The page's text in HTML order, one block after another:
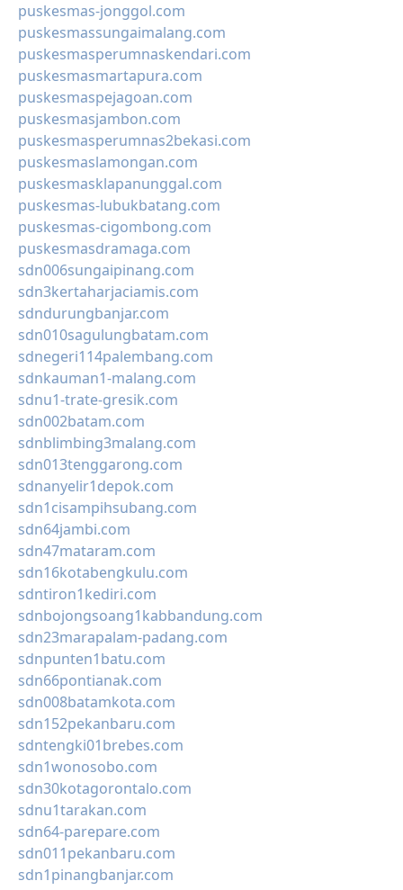
puskesmas-jonggol.com
puskesmassungaimalang.com
puskesmasperumnaskendari.com
puskesmasmartapura.com
puskesmaspejagoan.com
puskesmasjambon.com
puskesmasperumnas2bekasi.com
puskesmaslamongan.com
puskesmasklapanunggal.com
puskesmas-lubukbatang.com
puskesmas-cigombong.com
puskesmasdramaga.com
sdn006sungaipinang.com
sdn3kertaharjaciamis.com
sdndurungbanjar.com
sdn010sagulungbatam.com
sdnegeri114palembang.com
sdnkauman1-malang.com
sdnu1-trate-gresik.com
sdn002batam.com
sdnblimbing3malang.com
sdn013tenggarong.com
sdnanyelir1depok.com
sdn1cisampihsubang.com
sdn64jambi.com
sdn47mataram.com
sdn16kotabengkulu.com
sdntiron1kediri.com
sdnbojongsoang1kabbandung.com
sdn23marapalam-padang.com
sdnpunten1batu.com
sdn66pontianak.com
sdn008batamkota.com
sdn152pekanbaru.com
sdntengki01brebes.com
sdn1wonosobo.com
sdn30kotagorontalo.com
sdnu1tarakan.com
sdn64-parepare.com
sdn011pekanbaru.com
sdn1pinangbanjar.com